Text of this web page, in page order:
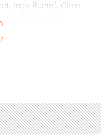
Inga Rumpf, Clem
"This guy is the
über 4 Jahrzehnten